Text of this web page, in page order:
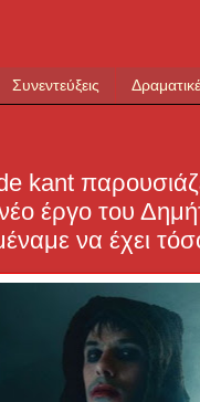
Συνεντεύξεις
kant
έργο του
να έχει